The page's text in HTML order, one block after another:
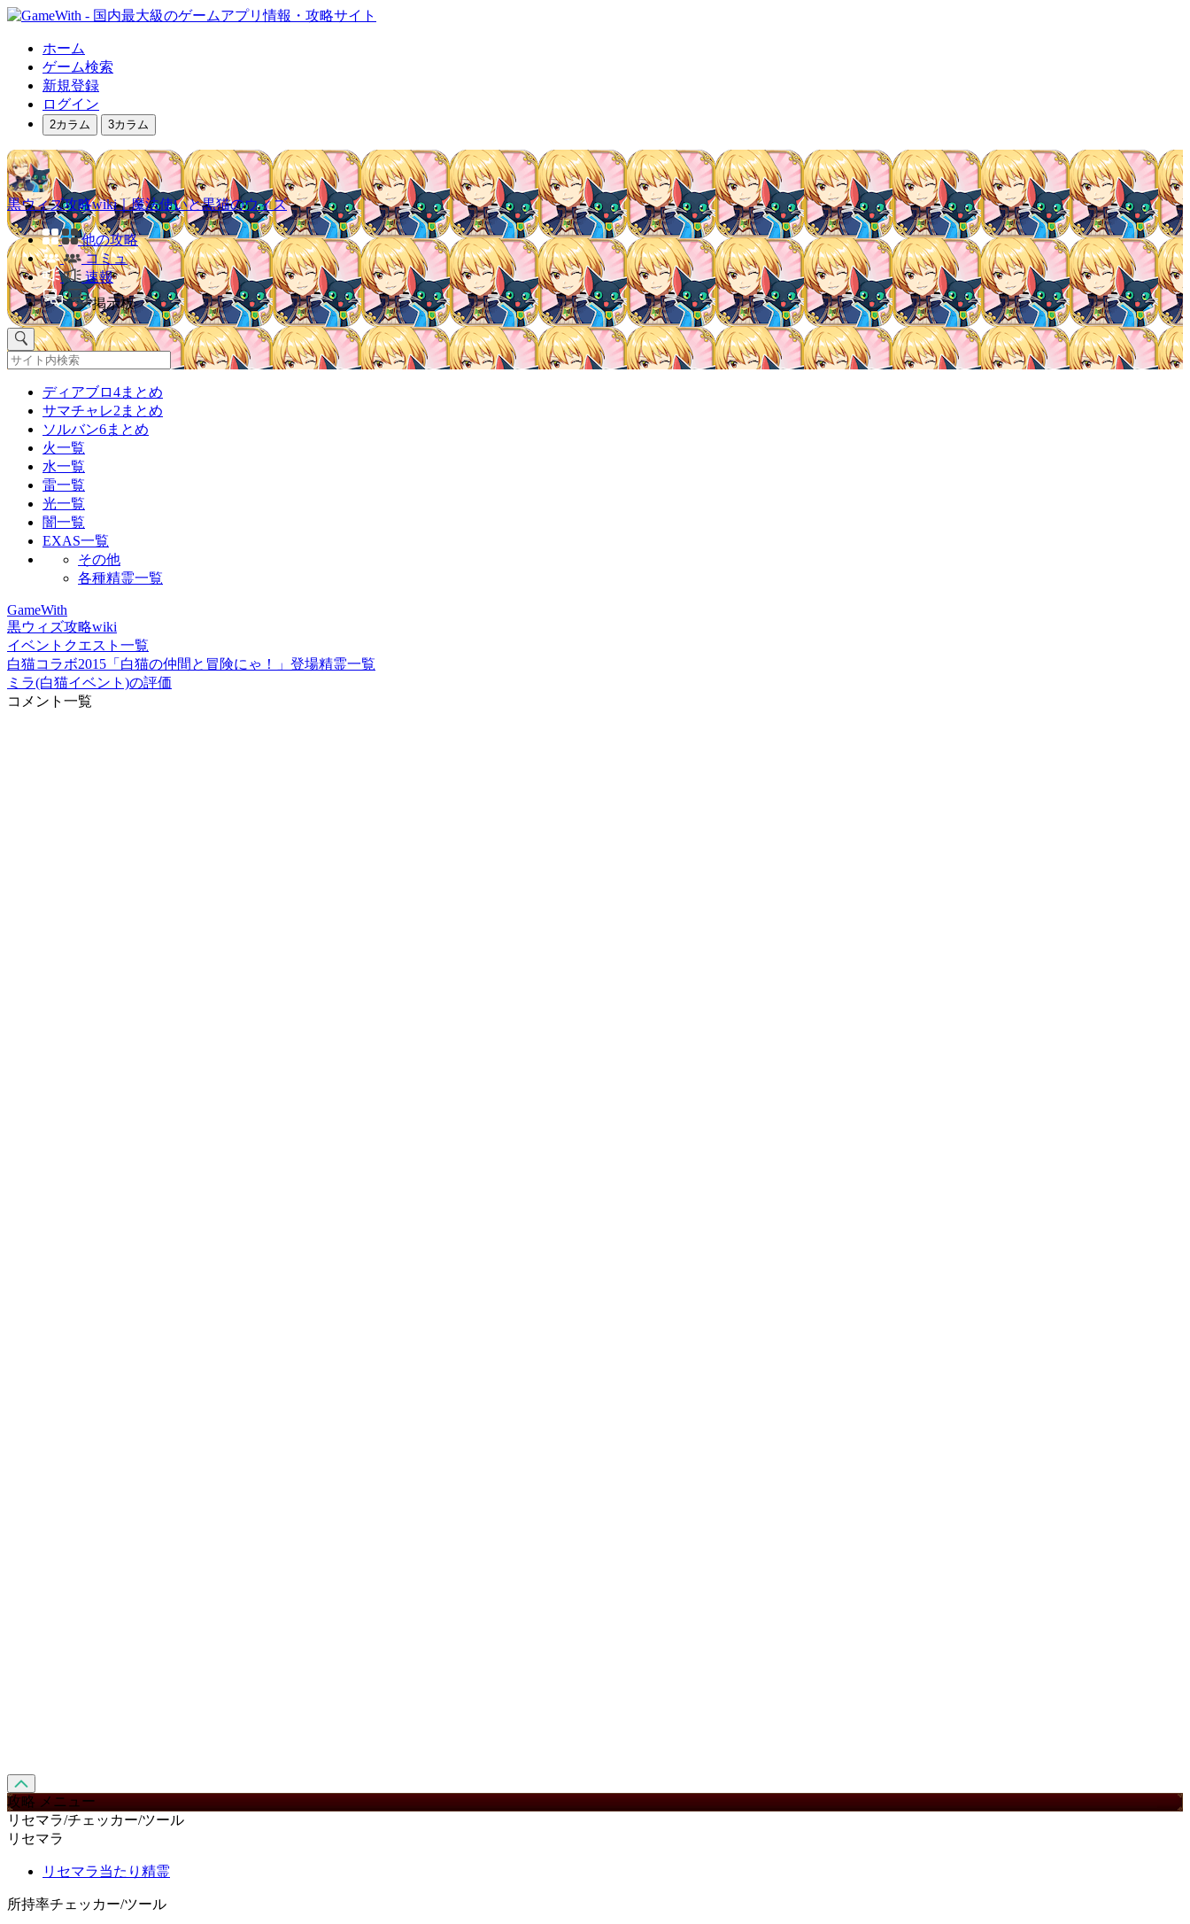
ホーム
ゲーム検索
新規登録
ログイン
2カラム 3カラム
黒ウィズ攻略wiki｜魔法使いと黒猫のウィズ
他の攻略
コミュ
速報
掲示板
ディアブロ4まとめ
サマチャレ2まとめ
ソルバン6まとめ
火一覧
水一覧
雷一覧
光一覧
闇一覧
EXAS一覧
その他
各種精霊一覧
GameWith
黒ウィズ攻略wiki
イベントクエスト一覧
白猫コラボ2015「白猫の仲間と冒険にゃ！」登場精霊一覧
ミラ(白猫イベント)の評価
コメント一覧
攻略 メニュー
リセマラ/チェッカー/ツール
リセマラ
リセマラ当たり精霊
所持率チェッカー/ツール